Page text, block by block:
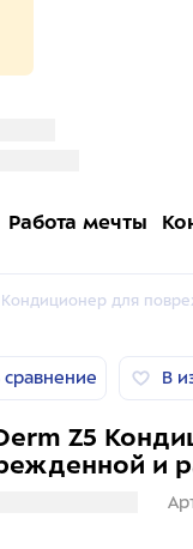
Работа мечты
Кондиционер для
сравнение В
Z5
и